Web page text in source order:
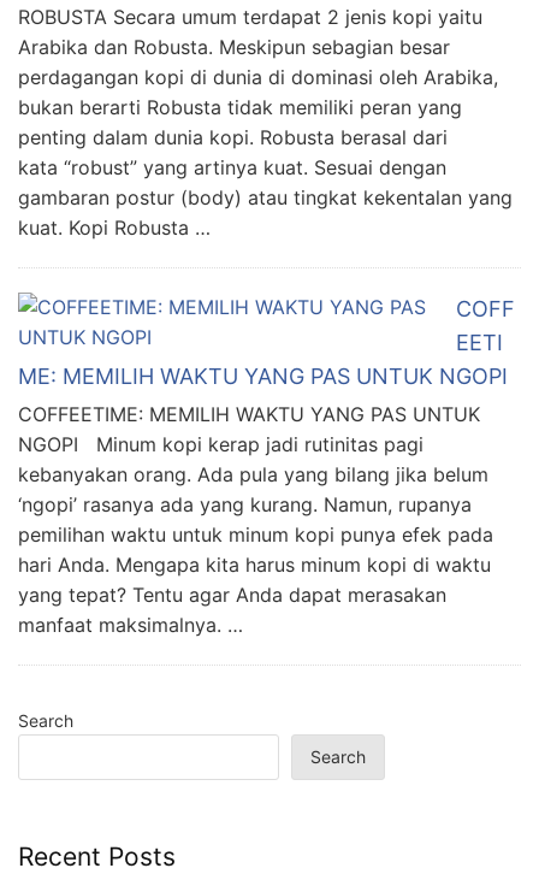
ROBUSTA Secara umum terdapat 2 jenis kopi yaitu
Arabika dan Robusta. Meskipun sebagian besar
perdagangan kopi di dunia di dominasi oleh Arabika,
bukan berarti Robusta tidak memiliki peran yang
penting dalam dunia kopi. Robusta berasal dari
kata “robust” yang artinya kuat. Sesuai dengan
gambaran postur (body) atau tingkat kekentalan yang
kuat. Kopi Robusta …
COFF
EETI
ME: MEMILIH WAKTU YANG PAS UNTUK NGOPI
COFFEETIME: MEMILIH WAKTU YANG PAS UNTUK
NGOPI Minum kopi kerap jadi rutinitas pagi
kebanyakan orang. Ada pula yang bilang jika belum
‘ngopi’ rasanya ada yang kurang. Namun, rupanya
pemilihan waktu untuk minum kopi punya efek pada
hari Anda. Mengapa kita harus minum kopi di waktu
yang tepat? Tentu agar Anda dapat merasakan
manfaat maksimalnya. …
Search
Search
Recent Posts